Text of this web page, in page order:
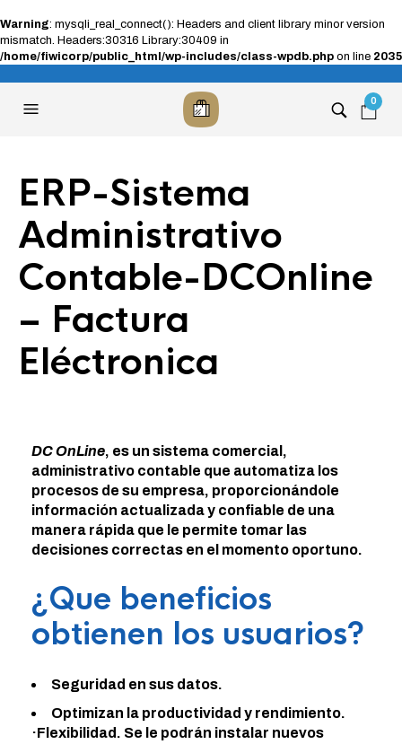
Warning: mysqli_real_connect(): Headers and client library minor version
mismatch. Headers:30316 Library:30409 in
/home/fiwicorp/public_html/wp-includes/class-wpdb.php on line 2035
0
ERP-Sistema
Administrativo
Contable-DCOnline
– Factura
Eléctronica
DC OnLine, es un sistema comercial,
administrativo contable que automatiza los
procesos de su empresa, proporcionándole
información actualizada y confiable de una
manera rápida que le permite tomar las
decisiones correctas en el momento oportuno.
¿Que beneficios
obtienen los usuarios?
Seguridad en sus datos.
Optimizan la productividad y rendimiento.
·Flexibilidad. Se le podrán instalar nuevos